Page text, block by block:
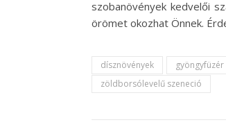
szobanövények kedvelői
örömet okozhat Önnek.
dísznövények gyöngyfüzér
zöldborsólevelű szeneció